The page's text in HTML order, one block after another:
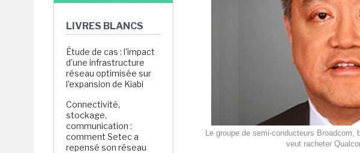
LIVRES BLANCS
Étude de cas : l'impact
d'une infrastructure
réseau optimisée sur
l'expansion de Kiabi
Connectivité,
stockage,
communication :
comment Setec a
repensé son réseau
Le groupe de semi-conducteurs Broadcom,
veut racheter